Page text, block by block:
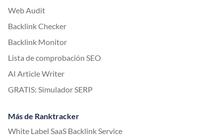
Web Audit
Backlink Checker
Backlink Monitor
Lista de comprobación SEO
AI Article Writer
GRATIS: Simulador SERP
Más de Ranktracker
White Label SaaS Backlink Service